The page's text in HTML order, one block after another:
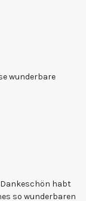
wunderbare
habt
so wunderbaren